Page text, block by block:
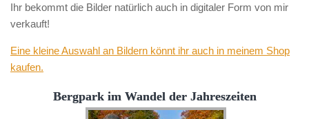
Ihr bekommt die Bilder natürlich auch in digitaler Form von mir
verkauft!
Eine kleine Auswahl an Bildern könnt ihr auch in meinem Shop
kaufen.
Bergpark im Wandel der Jahreszeiten